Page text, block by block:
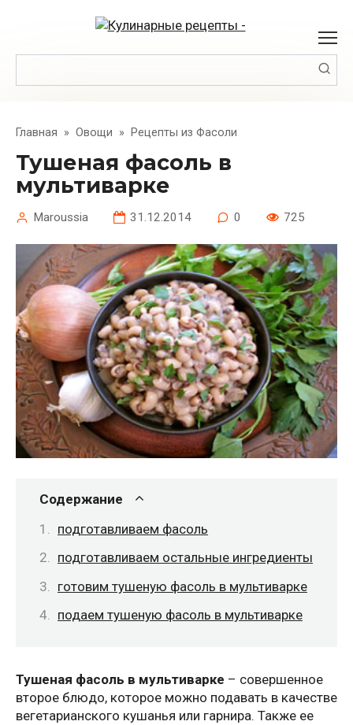
Главная » Овощи » Рецепты из Фасоли
Тушеная фасоль в
мультиварке
Maroussia 31.12.2014 0 725
Содержание
подготавливаем фасоль
подготавливаем остальные ингредиенты
готовим тушеную фасоль в мультиварке
подаем тушеную фасоль в мультиварке
Тушеная фасоль в мультиварке – совершенное
второе блюдо, которое можно подавать в качестве
вегетарианского кушанья или гарнира. Также ее